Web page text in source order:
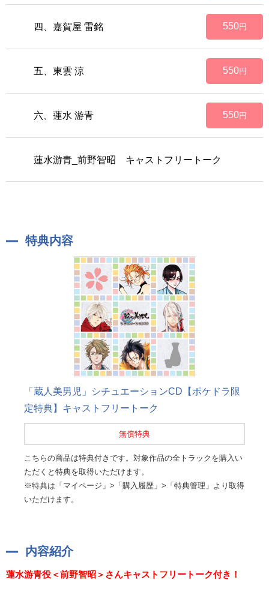
四、嘉賀屋 雷銘 550円
五、東雲 涼 550円
六、蓮水 游青 550円
蓮水游青_前野智昭 キャストフリートーク
特典内容
「蔵人美男児」シチュエーションCD【ポケドラ限
定特典】キャストフリートーク
無償特典
こちらの商品は特典付きです。対象作品の全トラックを購入い
ただくと特典を取得いただけます。
※特典は「マイページ」>「購入履歴」>「特典管理」より取得
いただけます。
内容紹介
蓮水游青役＜前野智昭＞さんキャストフリートーク付き！